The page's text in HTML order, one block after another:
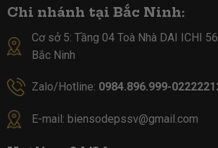
Chi nhánh tại Bắc Ninh:
Cơ sở 5: Tầng 04 Toà Nhà DAI ICHI
Bắc Ninh
Zalo/Hotline: 0984.896.999-
E-mail: biensodepssv@gmail.com